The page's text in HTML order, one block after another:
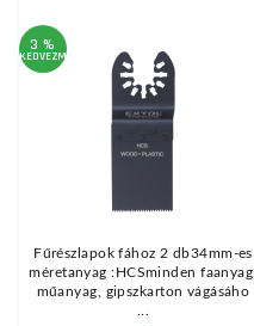
3 %
KEDVEZMÉNY
Fűrészlapok fához 2 db34mm-es
méretanyag :HCSminden faanyag,
műanyag, gipszkarton vágásáho